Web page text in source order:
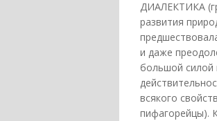
ДИАЛЕКТИКА
развития
и даже
большой силой
всякого
пифагорейцы).